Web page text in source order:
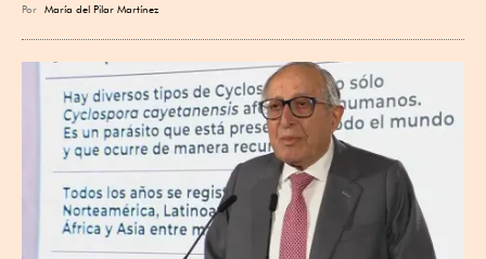
Por María del Pilar Martínez